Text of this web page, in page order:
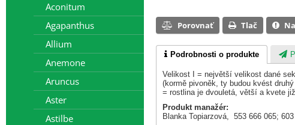
Aconitum
Agapanthus
Allium
Anemone
Aruncus
Aster
Astilbe
Porovnať Tlač
Podrobnosti o produkte
Velikost I = největší velikost dané
(kormě pivoněk, ty budou kvést
= rostlina je dvouletá, větší a kvete
Produkt manažér:
Blanka Topiarzová, 553 666 065;